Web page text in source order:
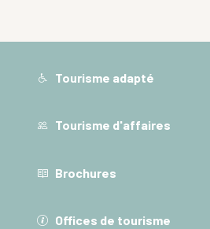
Tourisme adapté
Tourisme d'affaires
Brochures
Offices de tourisme